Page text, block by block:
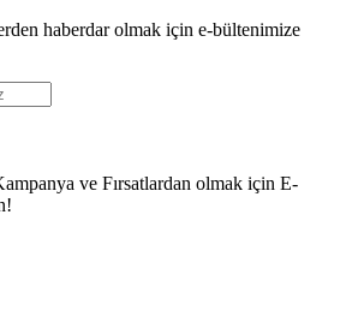
haberdar olmak için e-bültenimize
ve Fırsatlardan olmak için E-